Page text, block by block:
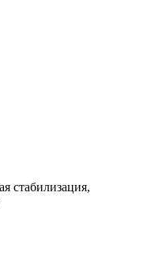
стабилизация,